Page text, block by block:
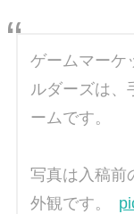
ゲームマーケ
ルダーズは、
ームです。
写真は入稿前
外観です。